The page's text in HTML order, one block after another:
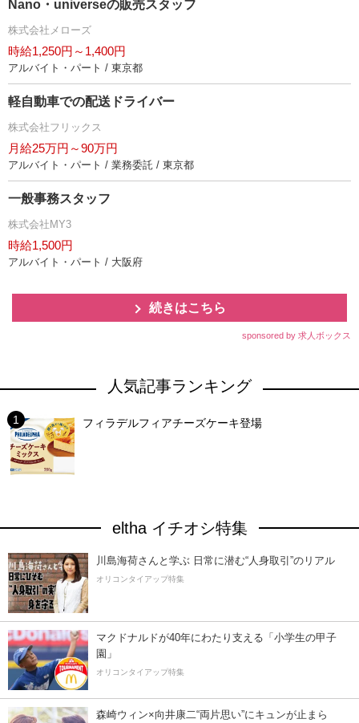
Nano・universeの販売スタッフ
株式会社メローズ
時給1,250円～1,400円
アルバイト・パート / 東京都
軽自動車での配送ドライバー
株式会社フリックス
月給25万円～90万円
アルバイト・パート / 業務委託 / 東京都
一般事務スタッフ
株式会社MY3
時給1,500円
アルバイト・パート / 大阪府
続きはこちら
sponsored by 求人ボックス
人気記事ランキング
フィラデルフィアチーズケーキ登場
eltha イチオシ特集
川島海荷さんと学ぶ 日常に潜む“人身取引”のリアル
オリコンタイアップ特集
マクドナルドが40年にわたり支える「小学生の甲子
園」
オリコンタイアップ特集
森崎ウィン×向井康二“両片思い”にキュンが止まら